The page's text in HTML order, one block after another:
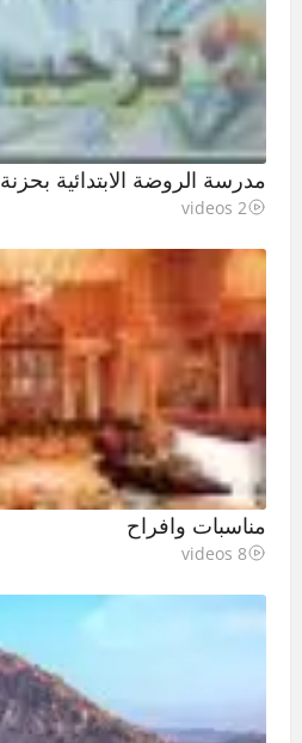
مدرسة الروضة الابتدائية بحزنة
2 videos
مناسبات وافراح
8 videos